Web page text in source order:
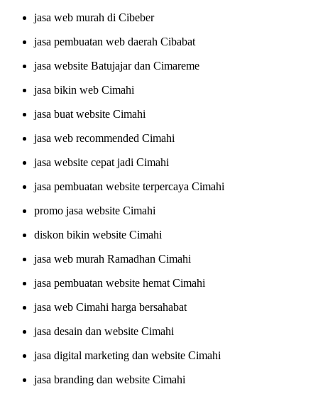
jasa web murah di Cibeber
jasa pembuatan web daerah Cibabat
jasa website Batujajar dan Cimareme
jasa bikin web Cimahi
jasa buat website Cimahi
jasa web recommended Cimahi
jasa website cepat jadi Cimahi
jasa pembuatan website terpercaya Cimahi
promo jasa website Cimahi
diskon bikin website Cimahi
jasa web murah Ramadhan Cimahi
jasa pembuatan website hemat Cimahi
jasa web Cimahi harga bersahabat
jasa desain dan website Cimahi
jasa digital marketing dan website Cimahi
jasa branding dan website Cimahi